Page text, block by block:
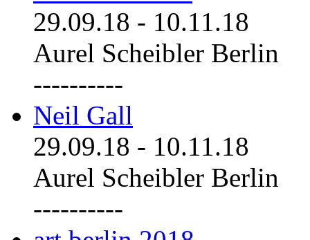
29.09.18 - 10.11.18
Aurel Scheibler Berlin
----------
Neil Gall
29.09.18 - 10.11.18
Aurel Scheibler Berlin
----------